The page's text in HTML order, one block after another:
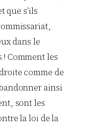
que s’ils
dans le
Comment les
comme de
ainsi
sont les
la loi de la